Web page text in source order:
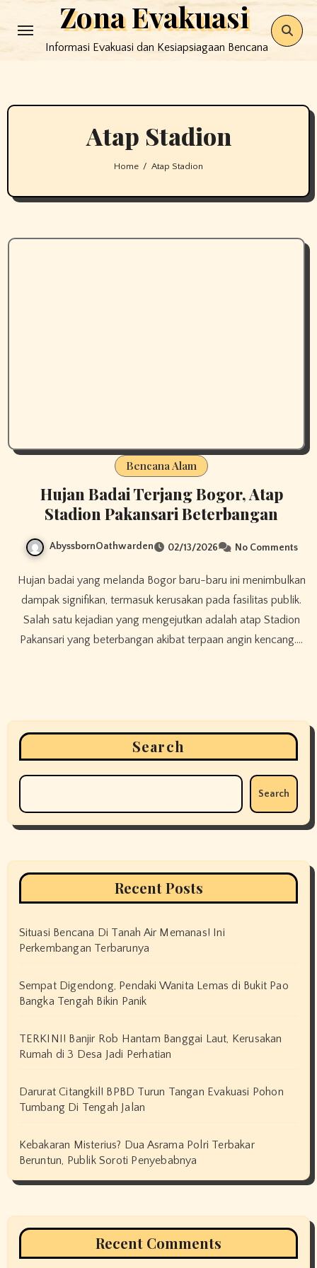
to
Zona Evakuasi
Informasi Evakuasi dan Kesiapsiagaan Bencana
Atap Stadion
Home Atap Stadion
Bencana Alam
Hujan Badai Terjang Bogor, Atap
Stadion Pakansari Beterbangan
AbyssbornOathwarden 02/13/2026 No Comments
Hujan badai yang melanda Bogor baru-baru ini menimbulkan
dampak signifikan, termasuk kerusakan pada fasilitas publik.
Salah satu kejadian yang mengejutkan adalah atap Stadion
Pakansari yang beterbangan akibat terpaan angin kencang.…
Search
Search
Recent Posts
Situasi Bencana Di Tanah Air Memanas! Ini
Perkembangan Terbarunya
Sempat Digendong, Pendaki Wanita Lemas di Bukit Pao
Bangka Tengah Bikin Panik
TERKINI! Banjir Rob Hantam Banggai Laut, Kerusakan
Rumah di 3 Desa Jadi Perhatian
Darurat Citangkil! BPBD Turun Tangan Evakuasi Pohon
Tumbang Di Tengah Jalan
Kebakaran Misterius? Dua Asrama Polri Terbakar
Beruntun, Publik Soroti Penyebabnya
Recent Comments